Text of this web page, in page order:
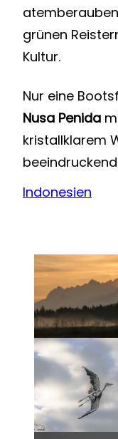
grünen
Kultur.
Nur eine
Nusa Penida
kristallklarem
Indonesien